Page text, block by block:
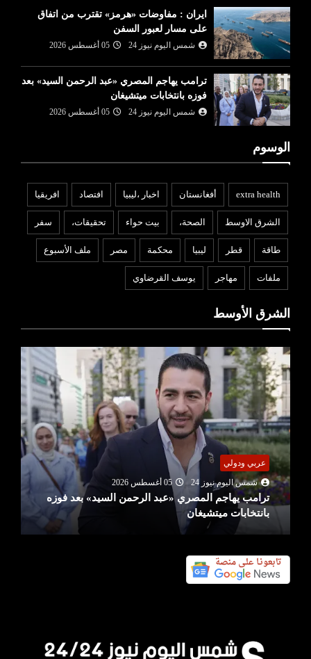
ايران : مفاوضات «هرمز» تقترب من اتفاق
على مسار لعبور السفن
شمس اليوم نيوز 24 05 أغسطس 2026
ترامب يهاجم المصري «عبد الرحمن السيد» بعد
فوزه بانتخابات ميتشيغان
شمس اليوم نيوز 24 05 أغسطس 2026
الوسوم
extra health أفغانستان اخبار ،ليبيا افتصاد افريقيا
الشرق الاوسط الصحة، بيت حواء تحقيقات، سفر
طاقة قطر ليبيا محكمة مصر ملف الأسبوع
ملفات مهاجر يوسف القرضاوي
الشرق الأوسط
عربي ودولي
شمس اليوم نيوز 24
05 أغسطس 2026
ترامب يهاجم المصري «عبد الرحمن السيد» بعد فوزه
بانتخابات ميتشيغان